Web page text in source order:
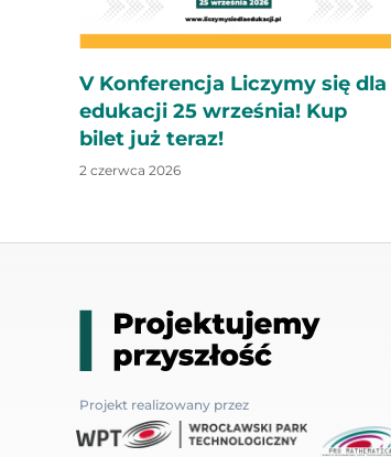
V Konferencja Liczymy się dla
edukacji 25 września! Kup
bilet już teraz!
2 czerwca 2026
Projekt realizowany przez